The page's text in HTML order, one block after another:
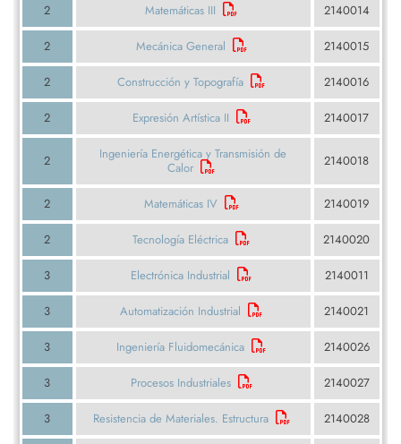
2 Matemáticas III 2140014
2 Mecánica General 2140015
2 Construcción y Topografía 2140016
2 Expresión Artística II 2140017
2
Ingeniería Energética y Transmisión de
Calor
2140018
2 Matemáticas IV 2140019
2 Tecnología Eléctrica 2140020
3 Electrónica Industrial 2140011
3 Automatización Industrial 2140021
3 Ingeniería Fluidomecánica 2140026
3 Procesos Industriales 2140027
3 Resistencia de Materiales. Estructura 2140028